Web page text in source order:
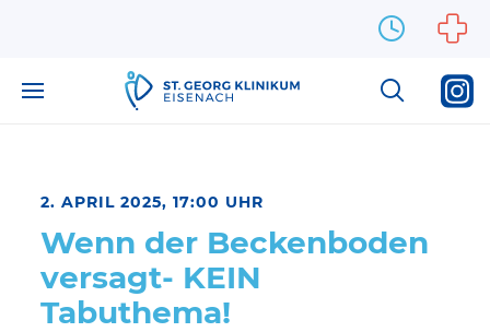
2. APRIL 2025, 17:00 UHR
Wenn der Beckenboden
versagt- KEIN
Tabuthema!